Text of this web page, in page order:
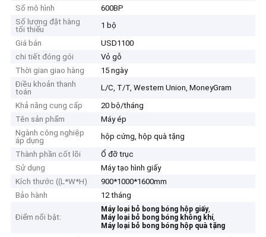
Số mô hình
600BP
Số lượng đặt hàng
tối thiểu
1 bộ
Giá bán
USD1100
chi tiết đóng gói
Vỏ gỗ
Thời gian giao hàng
15 ngày
Điều khoản thanh
toán
L/C, T/T, Western Union, MoneyGram
Khả năng cung cấp
20 bộ/tháng
Tên sản phẩm
Máy ép
Ngành công nghiệp
áp dụng
hộp cứng, hộp quà tặng
Thành phần cốt lõi
Ổ đỡ trục
Sử dụng
Máy tạo hình giấy
Kích thước ((L*W*H)
900*1000*1600mm
Bảo hành
12 tháng
Điểm nổi bật:
Máy loại bỏ bong bóng hộp giấy,
Máy loại bỏ bong bóng không khí,
Máy loại bỏ bong bóng hộp quà tặng